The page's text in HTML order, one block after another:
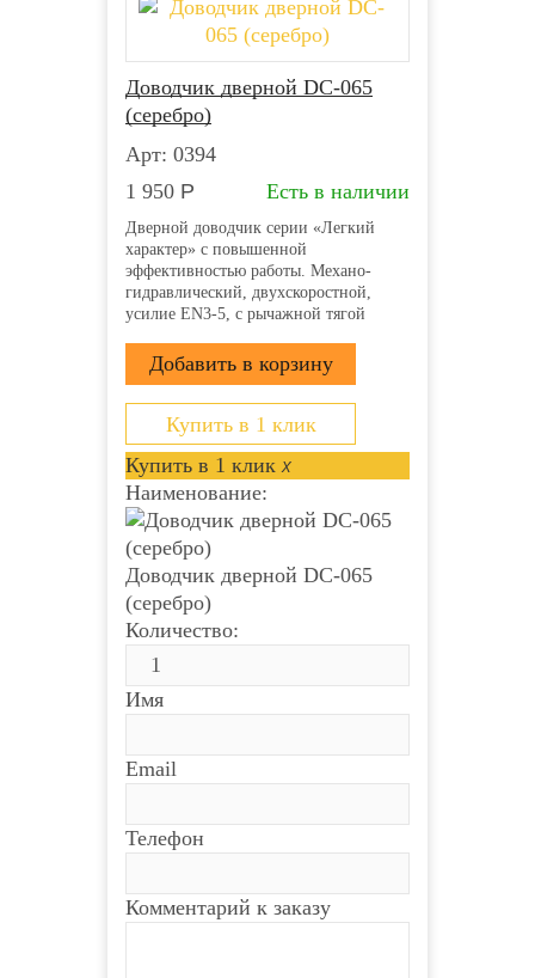
Оплата по счету для юридических лиц
Банковский перевод на карту
Более детально со способами доставки можно
ознакомитьсяздесь
Доводчик дверной DC-065
(серебро)
Арт: 0394
1 950 Р Есть в наличии
Дверной доводчик серии «Легкий
характер» с повышенной
эффективностью работы. Механо-
гидравлический, двухскоростной,
усилие EN3-5, с рычажной тягой
Купить в 1 клик
Купить в 1 клик x
Наименование:
Доводчик дверной DC-065
(серебро)
Количество:
Имя
Email
Телефон
Комментарий к заказу